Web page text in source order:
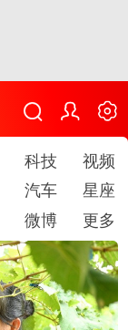
科技
视频
汽车
星座
微博 更多